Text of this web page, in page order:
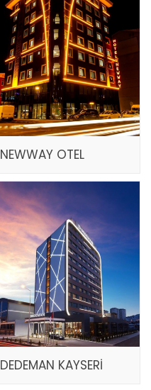
NEWWAY OTEL
DEDEMAN KAYSERİ